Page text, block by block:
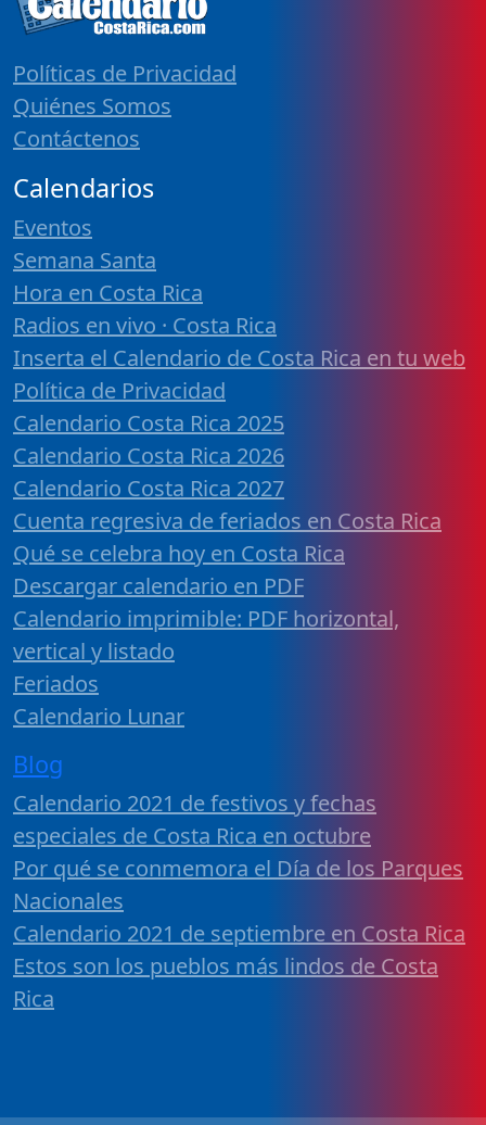
Políticas de Privacidad
Quiénes Somos
Contáctenos
Calendarios
Eventos
Semana Santa
Hora en Costa Rica
Radios en vivo · Costa Rica
Inserta el Calendario de Costa Rica en tu web
Política de Privacidad
Calendario Costa Rica 2025
Calendario Costa Rica 2026
Calendario Costa Rica 2027
Cuenta regresiva de feriados en Costa Rica
Qué se celebra hoy en Costa Rica
Descargar calendario en PDF
Calendario imprimible: PDF horizontal,
vertical y listado
Feriados
Calendario Lunar
Blog
Calendario 2021 de festivos y fechas
especiales de Costa Rica en octubre
Por qué se conmemora el Día de los Parques
Nacionales
Calendario 2021 de septiembre en Costa Rica
Estos son los pueblos más lindos de Costa
Rica